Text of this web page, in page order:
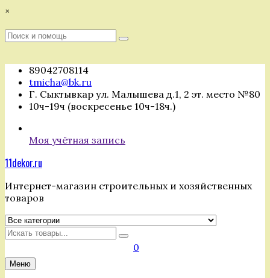
Перейти
содержимому
×
Поиск
Поиск
89042708114
tmicha@bk.ru
Г. Сыктывкар ул. Малышева д.1, 2 эт. место №80
10ч-19ч (воскресенье 10ч-18ч.)
Моя учётная запись
11dekor.ru
Интернет-магазин строительных и хозяйственных
товаров
Искать
0
Меню